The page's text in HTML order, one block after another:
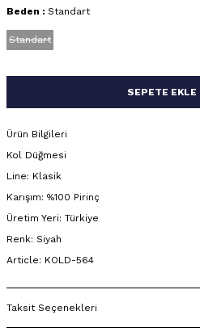
Beden : Standart
Standart
SEPETE EKLE
Ürün Bilgileri
Kol Düğmesi
Line: Klasik
Karışım: %100 Pirinç
Üretim Yeri: Türkiye
Renk: Siyah
Article: KOLD-564
Taksit Seçenekleri